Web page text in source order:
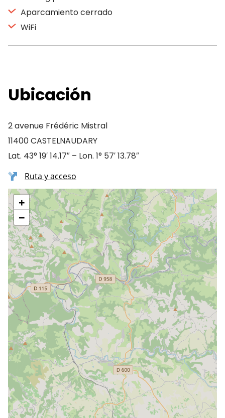
Aparcamiento cerrado
WiFi
Ubicación
2 avenue Frédéric Mistral
11400 CASTELNAUDARY
Lat. 43° 19′ 14.17″ – Lon. 1° 57′ 13.78″
Ruta y acceso
+
−